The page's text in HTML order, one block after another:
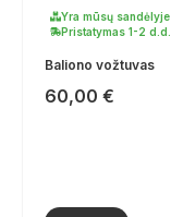
Yra mūsų sandėlyje
Pristatymas 1-2 d.d.
Baliono vožtuvas
60,00 €